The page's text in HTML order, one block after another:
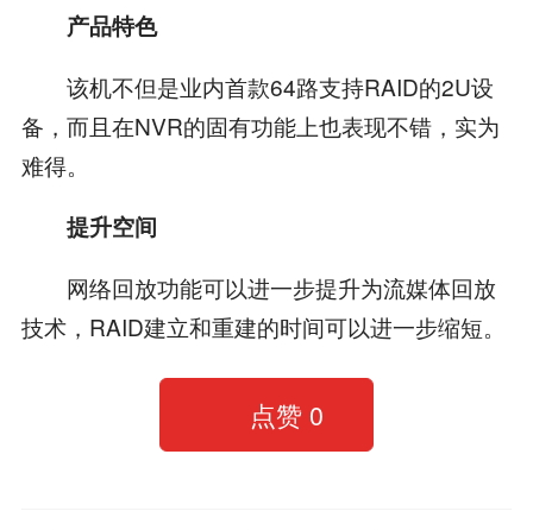
产品特色
该机不但是业内首款64路支持RAID的2U设
备，而且在NVR的固有功能上也表现不错，实为
难得。
提升空间
网络回放功能可以进一步提升为流媒体回放
技术，RAID建立和重建的时间可以进一步缩短。
点赞 0